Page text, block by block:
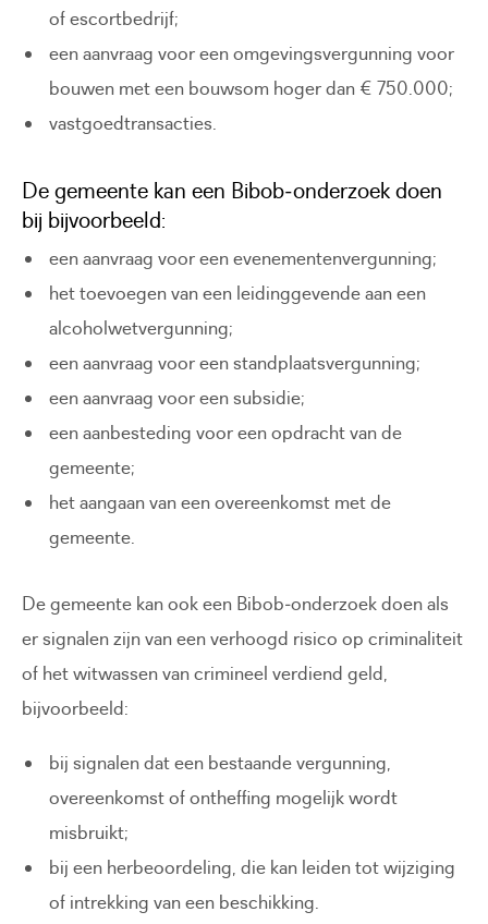
of escortbedrijf;
een aanvraag voor een omgevingsvergunning voor
bouwen met een bouwsom hoger dan € 750.000;
vastgoedtransacties.
De gemeente kan een Bibob‑onderzoek doen
bij bijvoorbeeld:
een aanvraag voor een evenementenvergunning;
het toevoegen van een leidinggevende aan een
alcoholwetvergunning;
een aanvraag voor een standplaatsvergunning;
een aanvraag voor een subsidie;
een aanbesteding voor een opdracht van de
gemeente;
het aangaan van een overeenkomst met de
gemeente.
De gemeente kan ook een Bibob‑onderzoek doen als
er signalen zijn van een verhoogd risico op criminaliteit
of het witwassen van crimineel verdiend geld,
bijvoorbeeld:
bij signalen dat een bestaande vergunning,
overeenkomst of ontheffing mogelijk wordt
misbruikt;
bij een herbeoordeling, die kan leiden tot wijziging
of intrekking van een beschikking.